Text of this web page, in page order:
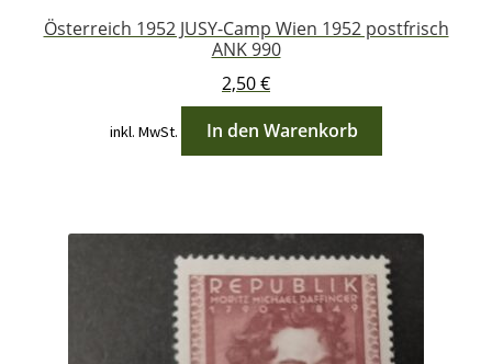
Österreich 1952 JUSY-Camp Wien 1952 postfrisch
ANK 990
2,50€
inkl. MwSt. In den Warenkorb